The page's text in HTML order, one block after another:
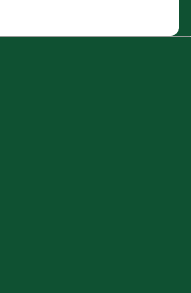
تَعَالَى [79 آل عمران]: {مَا كَانَ